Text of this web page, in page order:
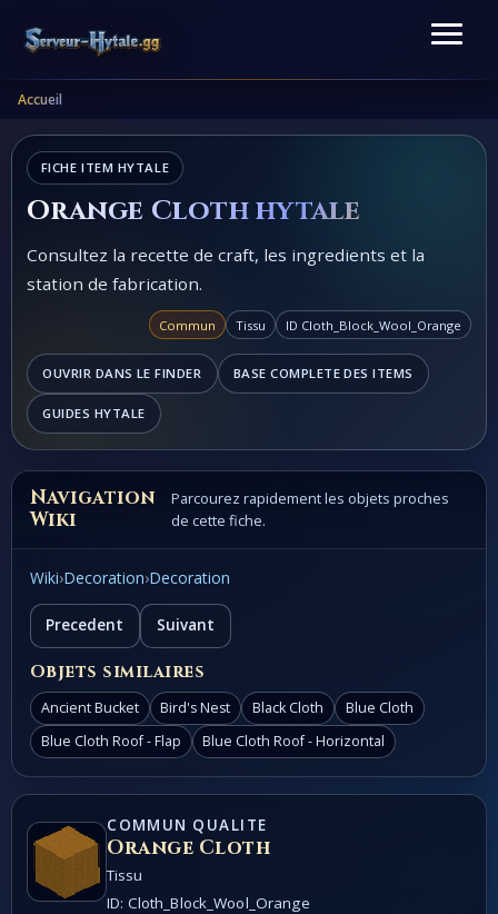
Accueil
FICHE ITEM HYTALE
Orange Cloth hytale
Consultez la recette de craft, les ingredients et la
station de fabrication.
Commun Tissu ID Cloth_Block_Wool_Orange
OUVRIR DANS LE FINDER BASE COMPLETE DES ITEMS
GUIDES HYTALE
Navigation
Wiki
Parcourez rapidement les objets proches
de cette fiche.
Wiki›Decoration›Decoration
Precedent Suivant
Objets similaires
Ancient Bucket Bird's Nest Black Cloth
Blue Cloth
Blue Cloth Roof - Flap
Blue Cloth Roof - Horizontal
COMMUN QUALITE
Orange Cloth
Tissu
ID: Cloth_Block_Wool_Orange